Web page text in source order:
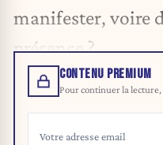
manifester, voire
présence ?
CONTENU PREMIUM
Pour continuer la